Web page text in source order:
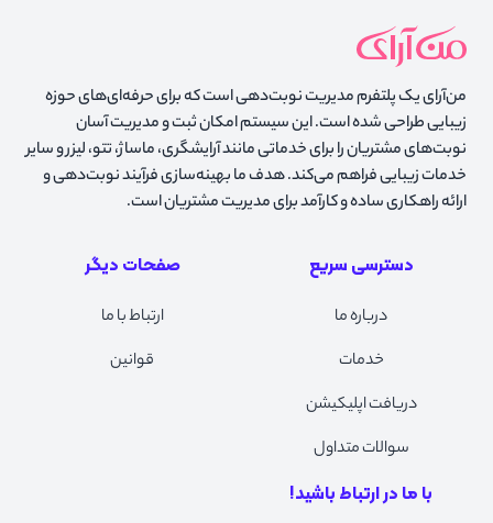
من‌آرای یک پلتفرم مدیریت نوبت‌دهی است که برای حرفه‌ای‌های حوزه
زیبایی طراحی شده است. این سیستم امکان ثبت و مدیریت آسان
نوبت‌های مشتریان را برای خدماتی مانند آرایشگری، ماساژ، تتو، لیزر و سایر
خدمات زیبایی فراهم می‌کند. هدف ما بهینه‌سازی فرآیند نوبت‌دهی و
ارائه راهکاری ساده و کارآمد برای مدیریت مشتریان است.
دسترسی سریع
درباره ما
خدمات
دریافت اپلیکیشن
سوالات متداول
صفحات دیگر
ارتباط با ما
قوانین
با ما در ارتباط باشید!